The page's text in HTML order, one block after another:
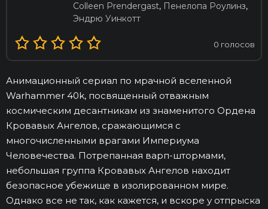
Colleen Prendergast, Пенелопа Роулинз,
Эндрю Уинкотт
0 голосов
Анимационный сериал по мрачной вселенной
Warhammer 40k, посвященный отважным
космическим десантникам из знаменитого Ордена
Кровавых Ангелов, сражающимся с
многочисленными врагами Империума
Человечества. Потрепанная варп-штормами,
небольшая группа Кровавых Ангелов находит
безопасное убежище в изолированном мире.
Однако все не так, как кажется, и вскоре у отпрыска